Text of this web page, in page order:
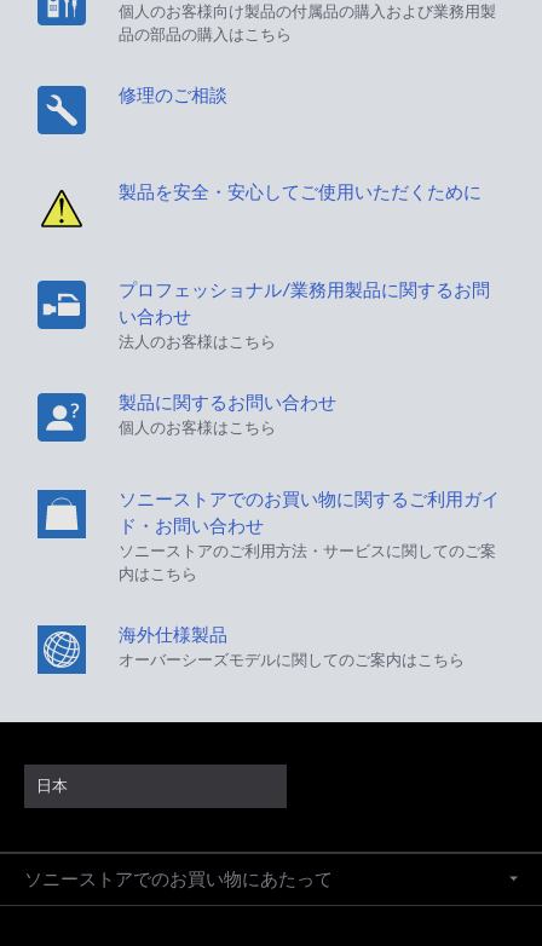
個人のお客様向け製品の付属品の購入および業務用製
品の部品の購入はこちら
修理のご相談
製品を安全・安心してご使用いただくために
プロフェッショナル/業務用製品に関するお問
い合わせ
法人のお客様はこちら
製品に関するお問い合わせ
個人のお客様はこちら
ソニーストアでのお買い物に関するご利用ガイ
ド・お問い合わせ
ソニーストアのご利用方法・サービスに関してのご案
内はこちら
海外仕様製品
オーバーシーズモデルに関してのご案内はこちら
日本
ソニーストアでのお買い物にあたって